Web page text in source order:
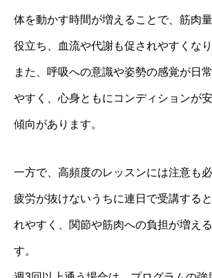
体を動かす時間が増えることで、筋肉
役立ち、血流や代謝も促されやすくなり
また、呼吸への意識や姿勢の感覚が日
やすく、心身ともにコンディションが
傾向があります。
一方で、高頻度のレッスンには注意も必
疲労が抜けないうちに連日で受講する
れやすく、関節や筋肉への負担が増え
す。